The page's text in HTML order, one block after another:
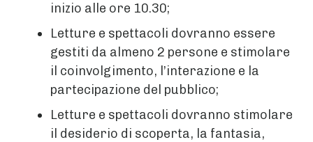
inizio alle ore 10.30;
Letture e spettacoli dovranno essere
gestiti da almeno 2 persone e stimolare
il coinvolgimento, l’interazione e la
partecipazione del pubblico;
Letture e spettacoli dovranno stimolare
il desiderio di scoperta, la fantasia,